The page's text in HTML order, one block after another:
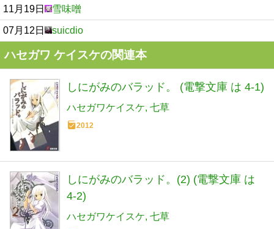
11月19日 雪味噌
07月12日 suicdio
ハセガワ ケイスケの関連本
しにがみのバラッド。 (電撃文庫 は 4-1)
ハセガワケイスケ 七草
2012
しにがみのバラッド。(2) (電撃文庫 は
4-2)
ハセガワケイスケ 七草